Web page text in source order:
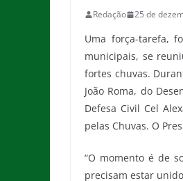
Redação 25 de
Uma força-tarefa,
municipais, se
fortes chuvas.
João Roma, do
Defesa Civil Cel
pelas Chuvas. O
“O momento é de
precisam estar